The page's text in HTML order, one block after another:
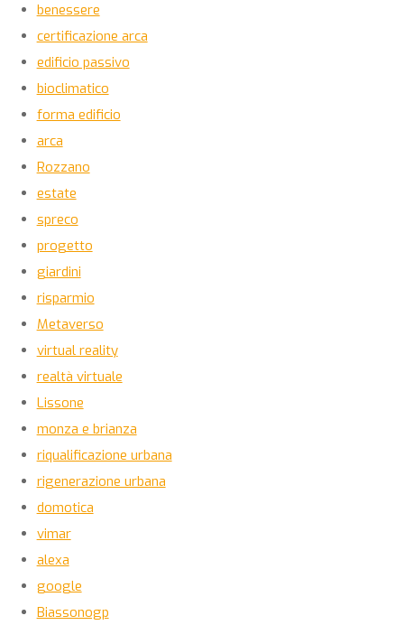
benessere
certificazione arca
edificio passivo
bioclimatico
forma edificio
arca
Rozzano
estate
spreco
progetto
giardini
risparmio
Metaverso
virtual reality
realtà virtuale
Lissone
monza e brianza
riqualificazione urbana
rigenerazione urbana
domotica
vimar
alexa
google
Biassonogp